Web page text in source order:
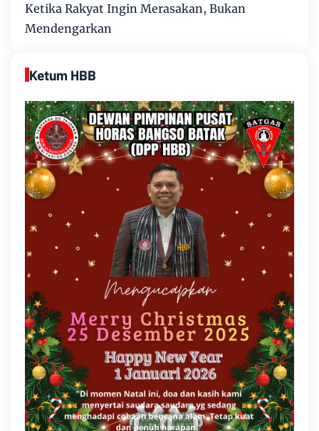
Ketika Rakyat Ingin Merasakan, Bukan
Mendengarkan
Ketum HBB